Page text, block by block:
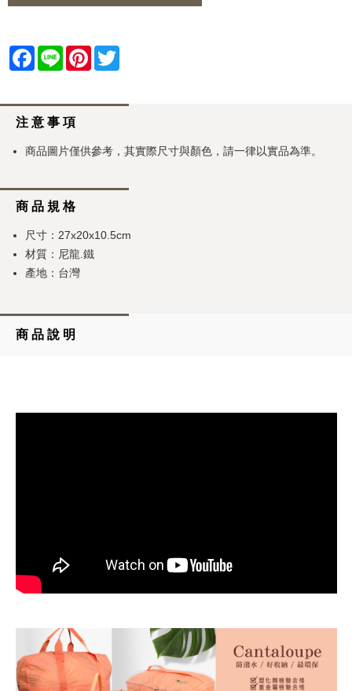
Facebook
Line Pinterest
注 意 事 項
商品圖片僅供參考，其實際尺寸與顏色，請一律以實品為準。
商 品 規 格
尺寸：27x20x10.5cm
材質：尼龍.鐵
產地：台灣
商 品 說 明